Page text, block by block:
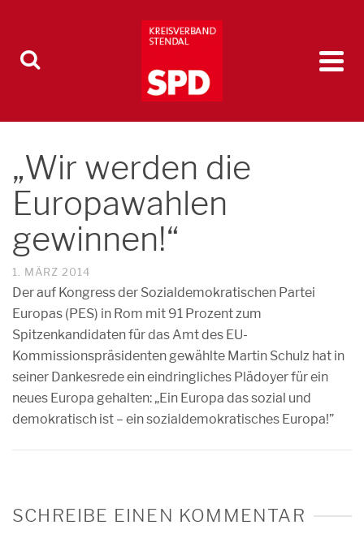
„Wir werden die
Europawahlen
gewinnen!“
1. MÄRZ 2014
Der auf Kongress der Sozialdemokratischen Partei
Europas (PES) in Rom mit 91 Prozent zum
Spitzenkandidaten für das Amt des EU-
Kommissionspräsidenten gewählte Martin Schulz hat in
seiner Dankesrede ein eindringliches Plädoyer für ein
neues Europa gehalten: „Ein Europa das sozial und
demokratisch ist – ein sozialdemokratisches Europa!”
SCHREIBE EINEN KOMMENTAR